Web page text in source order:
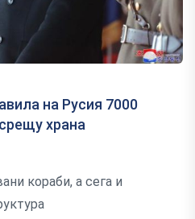
на Русия 7000
храна
кораби, а сега и